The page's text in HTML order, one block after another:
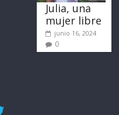
Julia, una
mujer libre
junio 16, 2024
0